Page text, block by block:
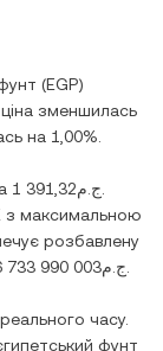
(EGP)
зменшилась
на 1,00%
ج.م1 391,32
з максимальною
розбавлену
ج.م6 733 990 003
часу.
фунт